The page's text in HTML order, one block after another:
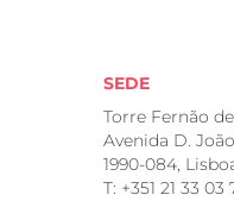
SEDE
Torre Fernão
Avenida D.
1990-084,
T: +351 21 33 03